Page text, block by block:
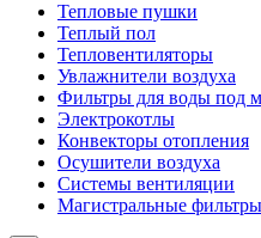
Тепловые пушки
Теплый пол
Тепловентиляторы
Увлажнители воздуха
Фильтры для воды под
Электрокотлы
Конвекторы отопления
Осушители воздуха
Системы вентиляции
Магистральные фильтры